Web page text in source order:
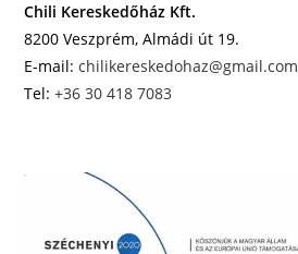
Chili Kereskedőház Kft.
8200 Veszprém, Almádi út 19.
E-mail:chilikereskedohaz@gmail.com
Tel:+36 30 418 7083